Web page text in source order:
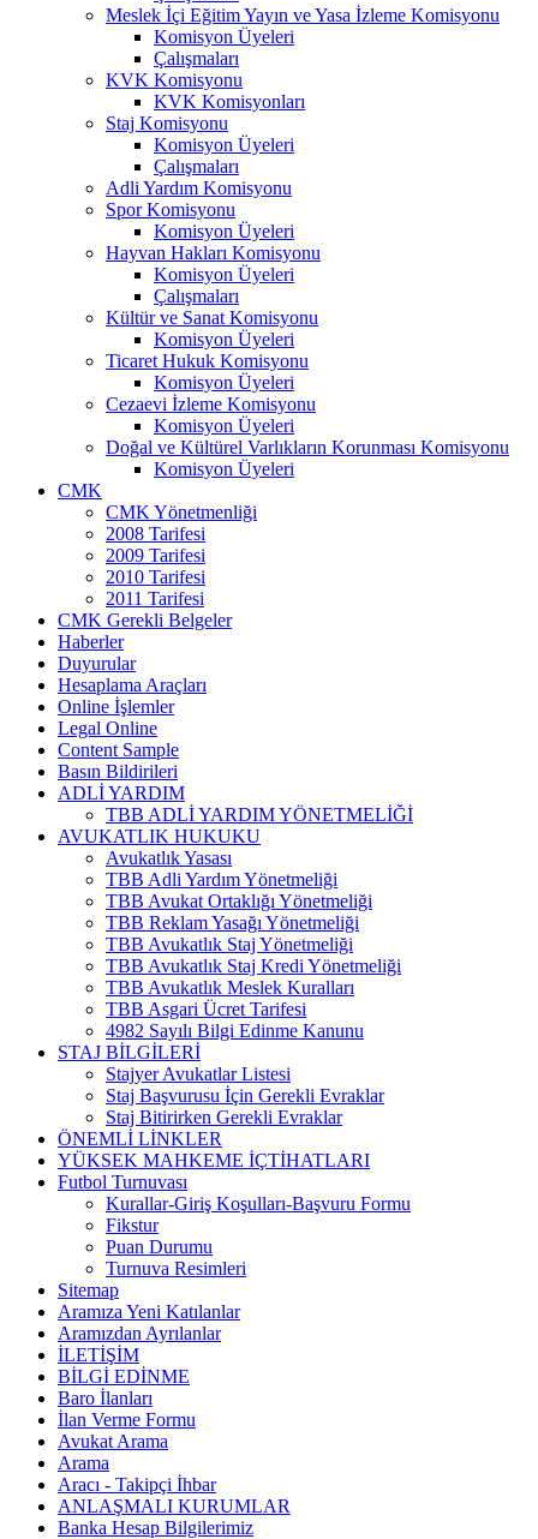
Meslek İçi Eğitim Yayın ve Yasa İzleme Komisyonu
Komisyon Üyeleri
Çalışmaları
KVK Komisyonu
KVK Komisyonları
Staj Komisyonu
Komisyon Üyeleri
Çalışmaları
Adli Yardım Komisyonu
Spor Komisyonu
Komisyon Üyeleri
Hayvan Hakları Komisyonu
Komisyon Üyeleri
Çalışmaları
Kültür ve Sanat Komisyonu
Komisyon Üyeleri
Ticaret Hukuk Komisyonu
Komisyon Üyeleri
Cezaevi İzleme Komisyonu
Komisyon Üyeleri
Doğal ve Kültürel Varlıkların Korunması Komisyonu
Komisyon Üyeleri
CMK
CMK Yönetmenliği
2008 Tarifesi
2009 Tarifesi
2010 Tarifesi
2011 Tarifesi
CMK Gerekli Belgeler
Haberler
Duyurular
Hesaplama Araçları
Online İşlemler
Legal Online
Content Sample
Basın Bildirileri
ADLİ YARDIM
TBB ADLİ YARDIM YÖNETMELİĞİ
AVUKATLIK HUKUKU
Avukatlık Yasası
TBB Adli Yardım Yönetmeliği
TBB Avukat Ortaklığı Yönetmeliği
TBB Reklam Yasağı Yönetmeliği
TBB Avukatlık Staj Yönetmeliği
TBB Avukatlık Staj Kredi Yönetmeliği
TBB Avukatlık Meslek Kuralları
TBB Asgari Ücret Tarifesi
4982 Sayılı Bilgi Edinme Kanunu
STAJ BİLGİLERİ
Stajyer Avukatlar Listesi
Staj Başvurusu İçin Gerekli Evraklar
Staj Bitirirken Gerekli Evraklar
ÖNEMLİ LİNKLER
YÜKSEK MAHKEME İÇTİHATLARI
Futbol Turnuvası
Kurallar-Giriş Koşulları-Başvuru Formu
Fikstur
Puan Durumu
Turnuva Resimleri
Sitemap
Aramıza Yeni Katılanlar
Aramızdan Ayrılanlar
İLETİŞİM
BİLGİ EDİNME
Baro İlanları
İlan Verme Formu
Avukat Arama
Arama
Aracı - Takipçi İhbar
ANLAŞMALI KURUMLAR
Banka Hesap Bilgilerimiz